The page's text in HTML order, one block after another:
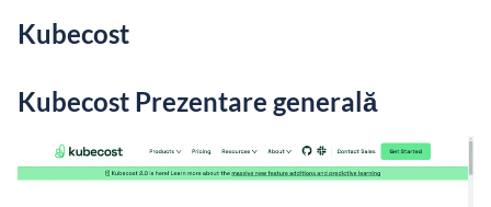
Kubecost
Kubecost Prezentare generală